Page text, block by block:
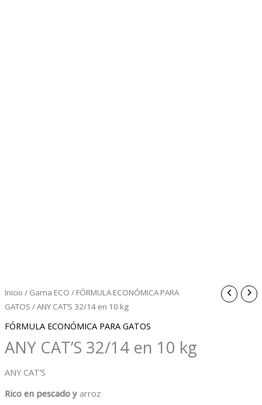
Inicio / Gama ECO / FÓRMULA ECONÓMICA PARA
GATOS / ANY CAT’S 32/14 en 10 kg
FÓRMULA ECONÓMICA PARA GATOS
ANY CAT’S 32/14 en 10 kg
ANY CAT’S
Rico en pescado yarroz